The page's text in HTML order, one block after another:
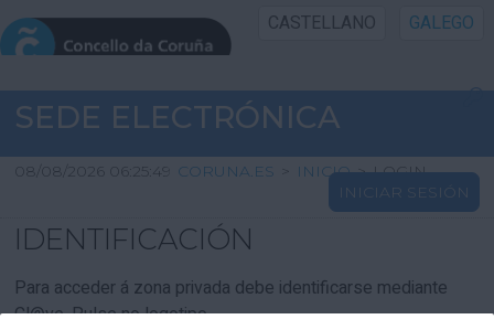
CASTELLANO GALEGO
INICIO SEDE
INICIO
INFORMACIÓN PÚBLICA
CARTAFOL CIDADÁN
SEDE ELECTRÓNICA
08/08/2026 06:25:49 CORUNA.ES > INICIO > LOGIN
INICIAR SESIÓN
IDENTIFICACIÓN
Para acceder á zona privada debe identificarse mediante
Cl@ve. Pulse no logotipo